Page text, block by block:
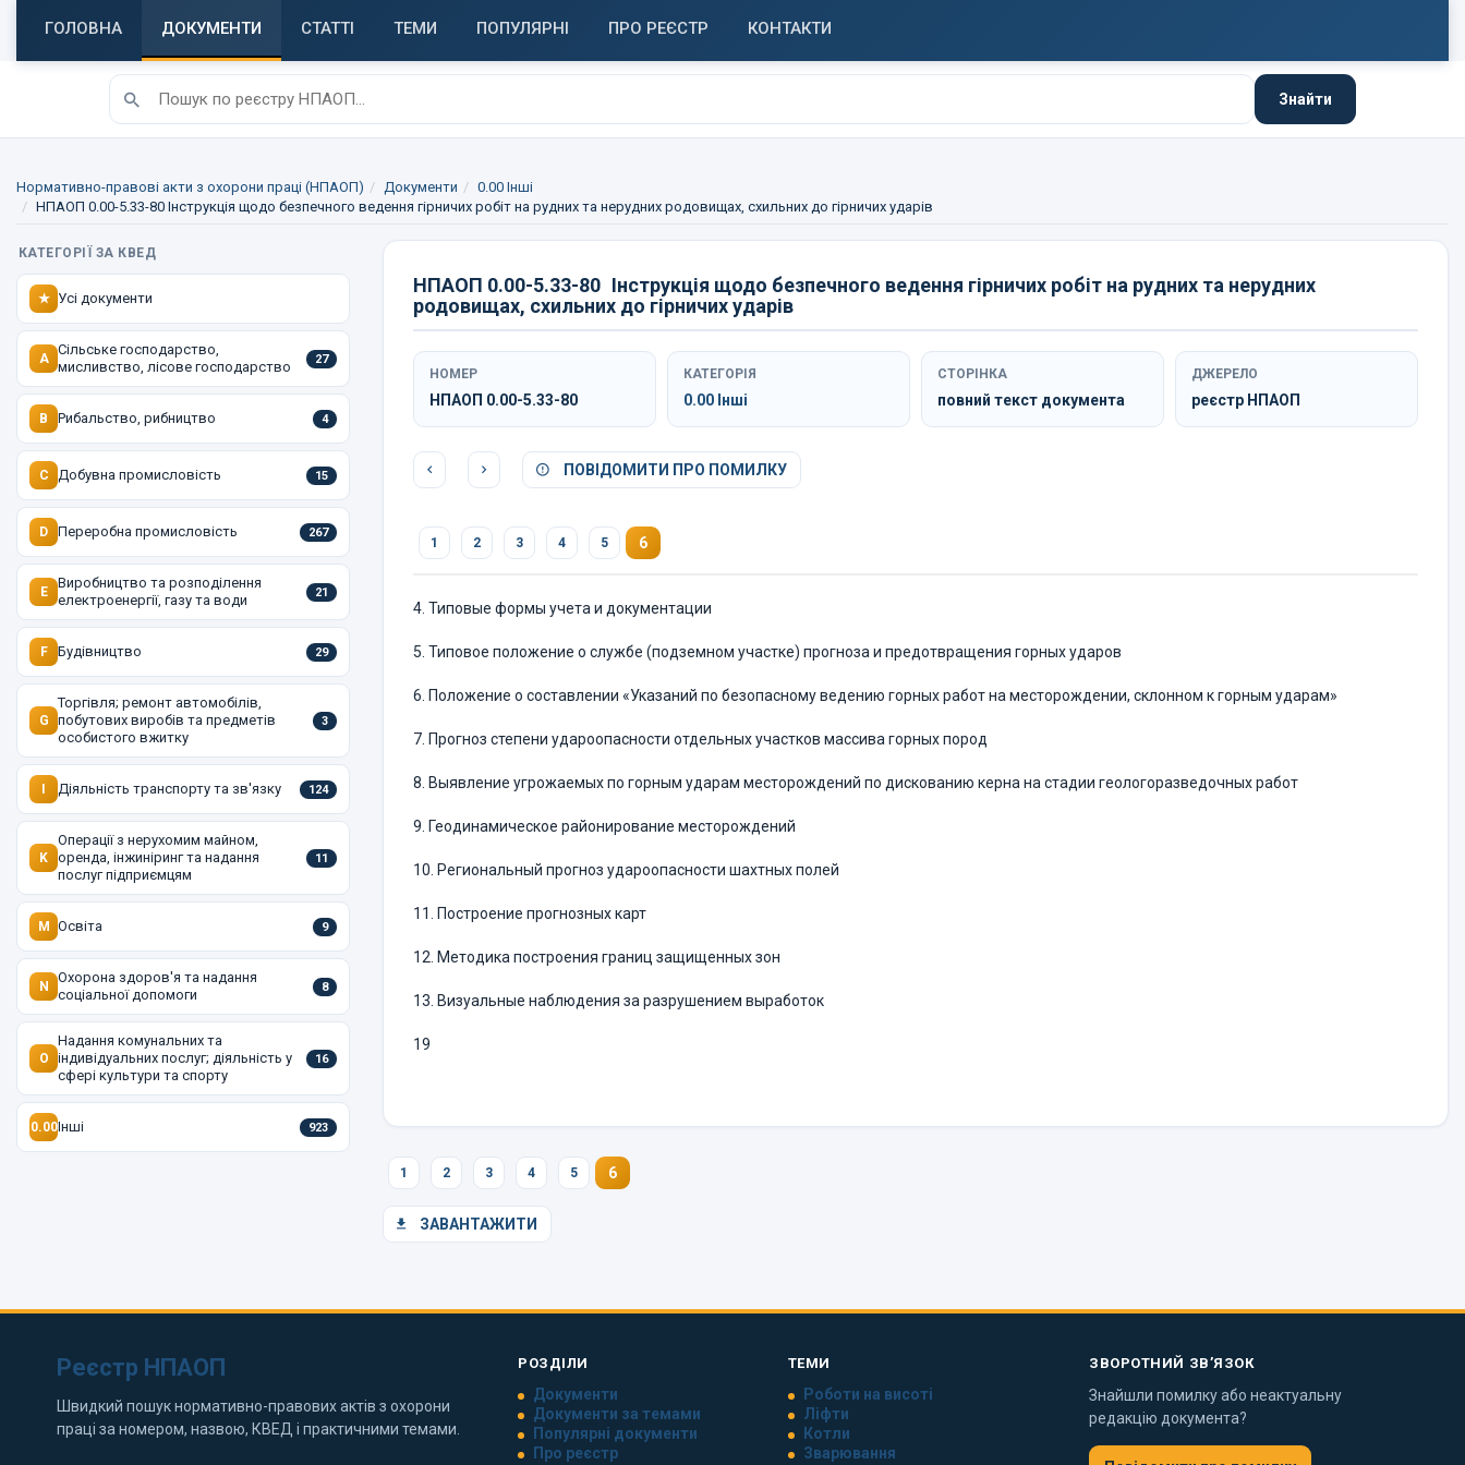
ГОЛОВНА ДОКУМЕНТИ СТАТТІ ТЕМИ ПОПУЛЯРНІ ПРО РЕЄСТР КОНТАКТИ
Знайти
Нормативно-правові акти з охорони праці (НПАОП) Документи
0.00 Інші
НПАОП 0.00-5.33-80 Інструкція щодо безпечного ведення гірничих робіт на рудних та нерудних родовищах, схильних до гірничих ударів
КАТЕГОРІЇ ЗА КВЕД
★ Усі документи
A
Сільське господарство,
мисливство, лісове господарство
27
B Рибальство, рибництво 4
C Добувна промисловість 15
D Переробна промисловість 267
E
Виробництво та розподілення
електроенергії, газу та води
21
F Будівництво 29
G
Торгівля; ремонт автомобілів,
побутових виробів та предметів
особистого вжитку
3
I Діяльність транспорту та зв'язку 124
K
Операції з нерухомим майном,
оренда, інжиніринг та надання
послуг підприємцям
11
M Освіта 9
N
Охорона здоров'я та надання
соціальної допомоги
8
O
Надання комунальних та
індивідуальних послуг; діяльність у
сфері культури та спорту
16
0.00Інші 923
НПАОП 0.00-5.33-80 Інструкція щодо безпечного ведення гірничих робіт на рудних та нерудних
родовищах, схильних до гірничих ударів
НОМЕР
НПАОП 0.00-5.33-80
КАТЕГОРІЯ
0.00 Інші
СТОРІНКА
повний текст документа
ДЖЕРЕЛО
реєстр НПАОП
ПОВІДОМИТИ ПРО ПОМИЛКУ
1 2 3 4 5 6
4. Типовые формы учета и документации
5. Типовое положение о службе (подземном участке) прогноза и предотвращения горных ударов
6. Положение о составлении «Указаний по безопасному ведению горных работ на месторождении, склонном к горным ударам»
7. Прогноз степени удароопасности отдельных участков массива горных пород
8. Выявление угрожаемых по горным ударам месторождений по дискованию керна на стадии геологоразведочных работ
9. Геодинамическое районирование месторождений
10. Региональный прогноз удароопасности шахтных полей
11. Построение прогнозных карт
12. Методика построения границ защищенных зон
13. Визуальные наблюдения за разрушением выработок
19
1 2 3 4 5 6
ЗАВАНТАЖИТИ
Реєстр НПАОП
Швидкий пошук нормативно-правових актів з охорони
праці за номером, назвою, КВЕД і практичними темами.
РОЗДІЛИ
Документи
Документи за темами
Популярні документи
Про реєстр
ТЕМИ
Роботи на висоті
Ліфти
Котли
Зварювання
ЗВОРОТНИЙ ЗВ’ЯЗОК
Знайшли помилку або неактуальну
редакцію документа?